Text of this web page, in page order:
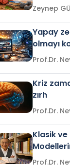
Yapay
olmayı
Kriz
zırh
Klasik
Liderlik”